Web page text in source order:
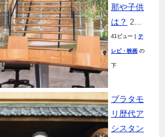
那や子供
は？ 2...
41ビュー テ
レビ・映画 の
下
ブラタモ
リ歴代ア
シスタン